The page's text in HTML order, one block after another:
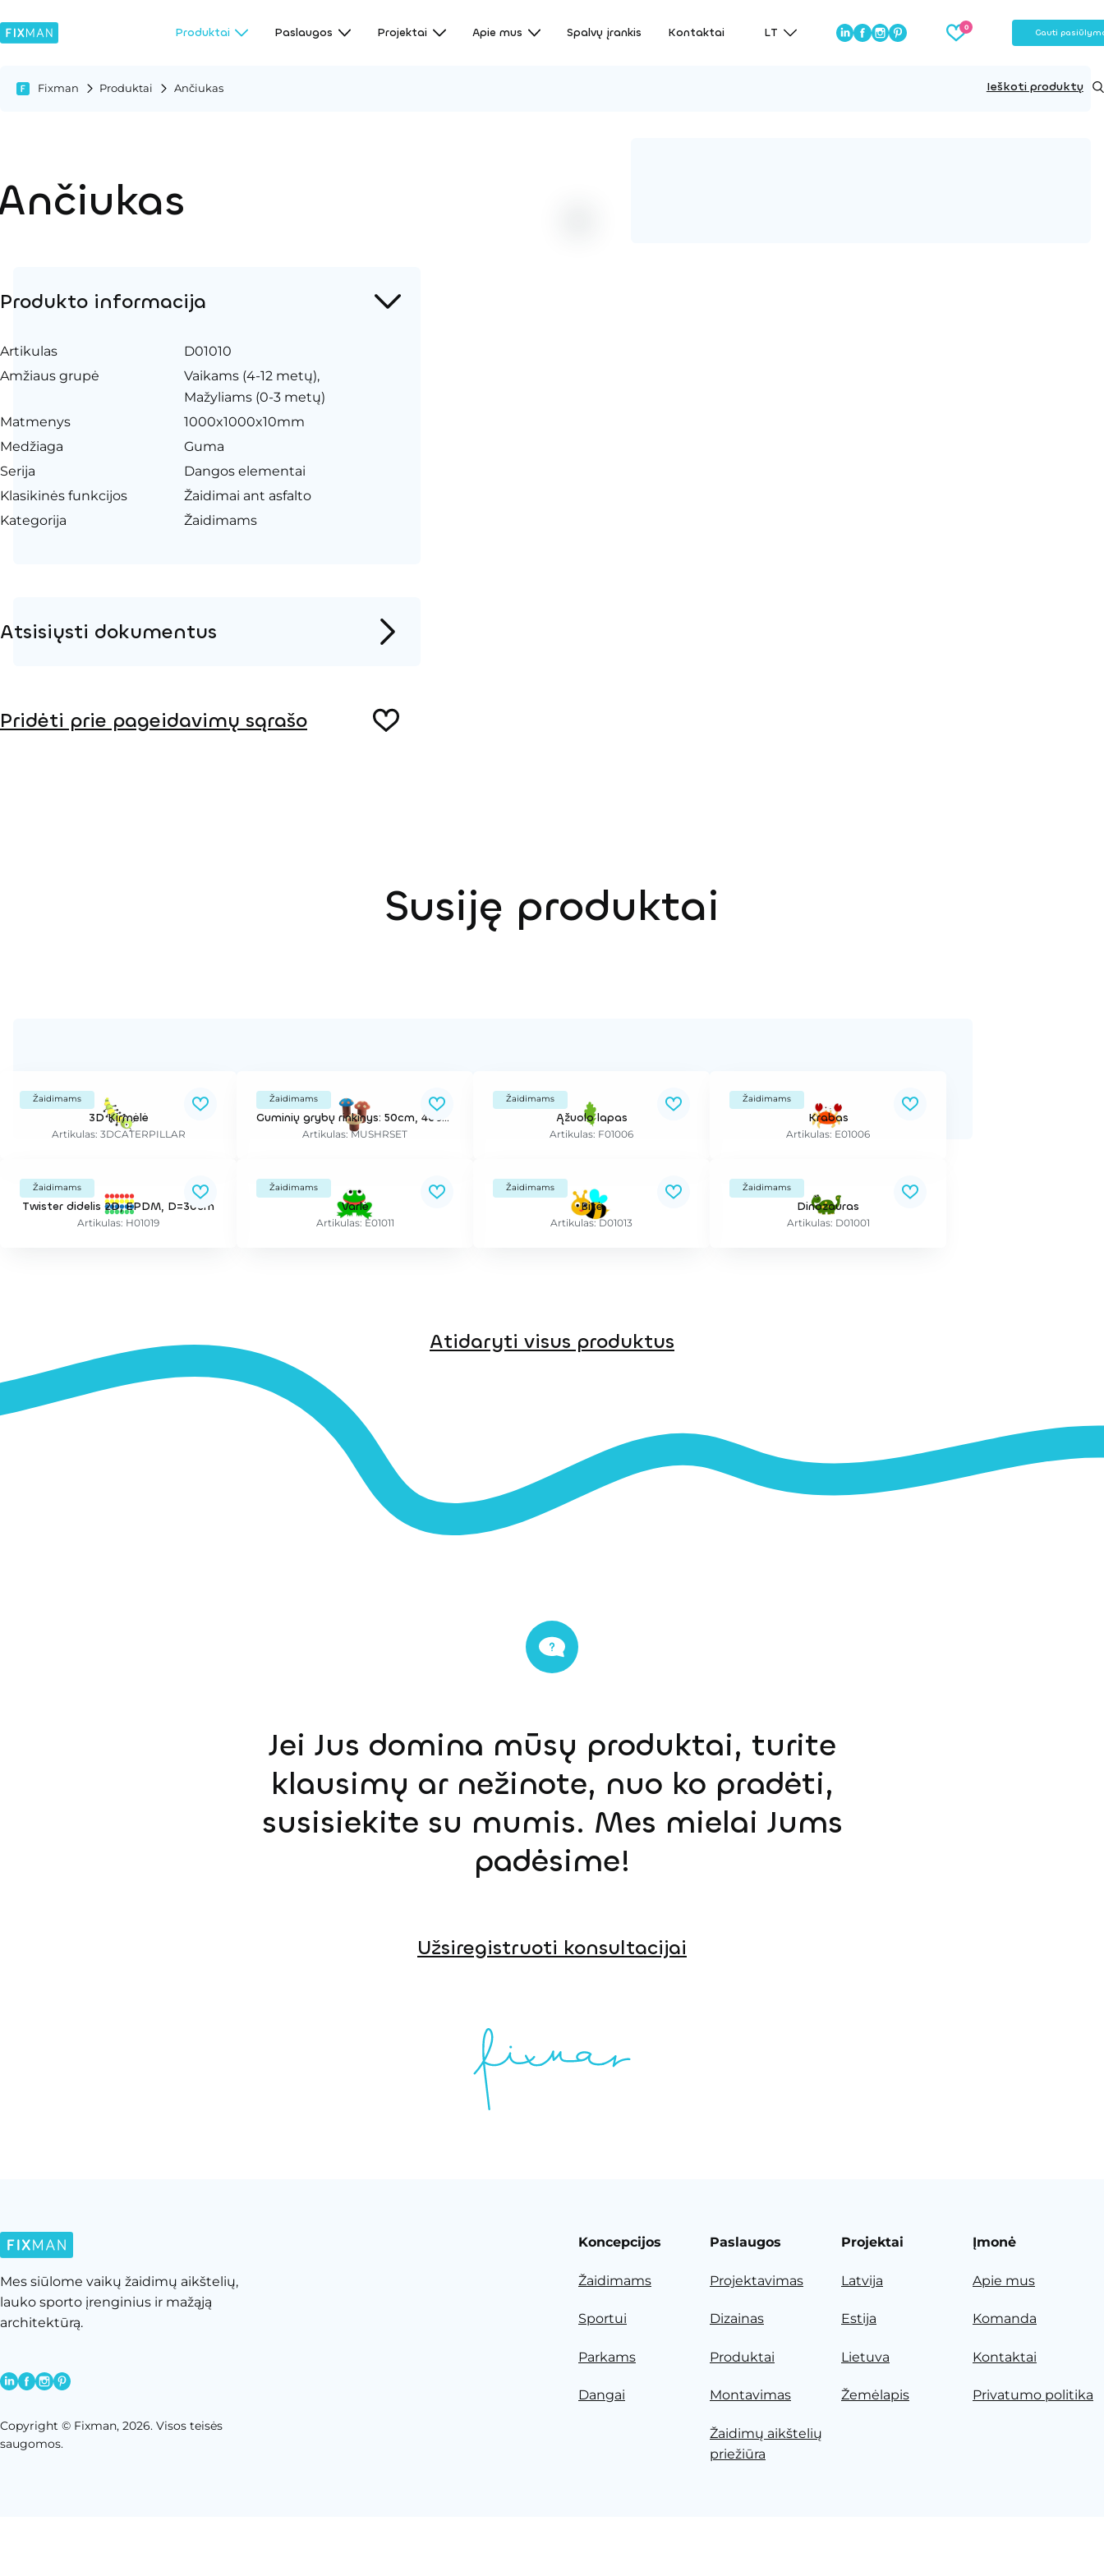
Produktai Paslaugos Projektai Apie mus Spalvų įrankis Kontaktai LT Gauti
Fixman Produktai Ančiukas Ieškoti produktų
Produkto informacija
Artikulas
D01010
Amžiaus grupė
Vaikams (4-12 metų),
Mažyliams (0-3 metų)
Matmenys
1000x1000x10mm
Medžiaga
Guma
Serija
Dangos elementai
Klasikinės funkcijos
Žaidimai ant asfalto
Kategorija
Žaidimams
Atsisiųsti dokumentus
Pridėti prie pageidavimų sąrašo
Susiję produktai
Žaidimams
3D Kirmėlė
Artikulas: 3DCATERPILLAR
Žaidimams
Guminių grybų rinkinys: 50cm, 40cm ir 30cm
Artikulas: MUSHRSET
Žaidimams
Ąžuolo lapas
Artikulas: F01006
Žaidimams
Krabas
Artikulas: E01006
Žaidimams
Twister didelis 2D, EPDM, D=30cm
Artikulas: H01019
Žaidimams
Varlė
Artikulas: E01011
Žaidimams
Bitė
Artikulas: D01013
Žaidimams
Dinozauras
Artikulas: D01001
Atidaryti visus produktus
Jei Jus domina mūsų produktai, turite
klausimų ar nežinote, nuo ko pradėti,
susisiekite su mumis. Mes mielai Jums
padėsime!
Užsiregistruoti konsultacijai
Mes siūlome vaikų žaidimų aikštelių,
lauko sporto įrenginius ir mažąją
architektūrą.
Copyright © Fixman, 2026. Visos teisės
saugomos.
Koncepcijos
Žaidimams
Sportui
Parkams
Dangai
Paslaugos
Projektavimas
Dizainas
Produktai
Montavimas
Žaidimų aikštelių
priežiūra
Projektai
Latvija
Estija
Lietuva
Žemėlapis
Įmonė
Apie mus
Komanda
Kontaktai
Privatumo politika